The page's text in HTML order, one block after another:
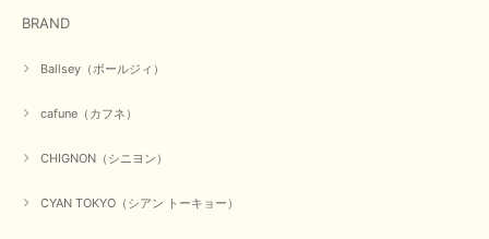
BRAND
Ballsey（ボールジィ）
cafune（カフネ）
CHIGNON（シニヨン）
CYAN TOKYO（シアン トーキョー）